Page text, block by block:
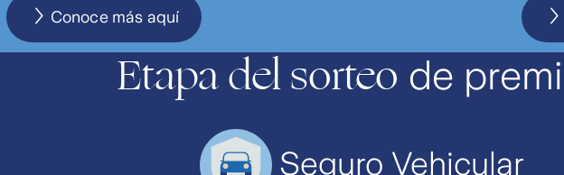
Conoce más aquí
Etapa del sorteo de
Seguro Vehicular